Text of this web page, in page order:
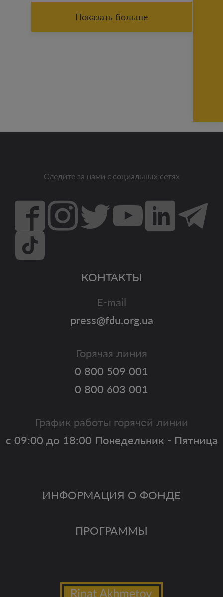
Показать больше
Следите за нами с социальных сетях
ИНФОРМАЦИЯ О ФОНДЕ
ПРОГРАММЫ
КОНТАКТЫ
E-mail
press@fdu.org.ua
Горячая линия
0 800 509 001
0 800 603 001
График работы горячей линии
с 09:00 до 18:00 Понедельник - Пятница